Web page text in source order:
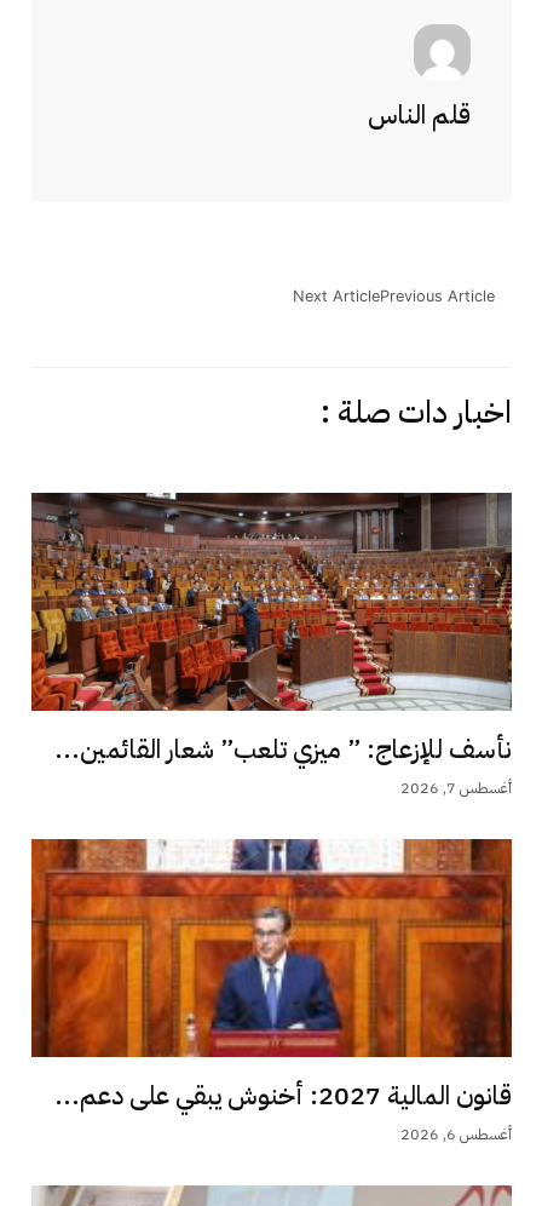
قلم الناس
Previous Article
Next Article
اخبار دات صلة :
نأسف للإزعاج: ” ميزي تلعب” شعار القائمين...
أغسطس 7, 2026
قانون المالية 2027: أخنوش يبقي على دعم...
أغسطس 6, 2026